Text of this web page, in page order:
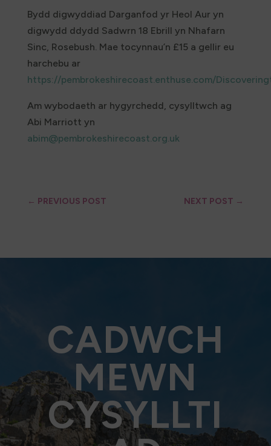
Bydd digwyddiad Darganfod yr Heol Aur yn
digwydd ddydd Sadwrn 18 Ebrill yn Nhafarn
Sinc, Rosebush. Mae tocynnau’n £15 a gellir eu
harchebu ar
https://pembrokeshirecoast.enthuse.com/
Am wybodaeth ar hygyrchedd, cysylltwch ag
Abi Marriott yn
abim@pembrokeshirecoast.org.uk
← PREVIOUS POST NEXT POST →
CADWCH
MEWN
CYSYLLTI